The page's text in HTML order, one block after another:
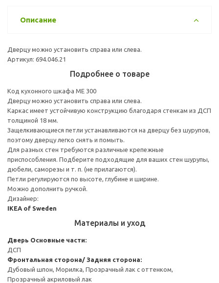
Описание
Дверцу можно установить справа или слева.
Артикул: 694.046.21
Подробнее о товаре
Код кухонного шкафа ME 300
Дверцу можно установить справа или слева.
Каркас имеет устойчивую конструкцию благодаря стенкам из ДСП
толщиной 18 мм.
Защелкивающиеся петли устанавливаются на дверцу без шурупов,
поэтому дверцу легко снять и помыть.
Для разных стен требуются различные крепежные
приспособления. Подберите подходящие для ваших стен шурупы,
дюбели, саморезы и т. п. (не прилагаются).
Петли регулируются по высоте, глубине и ширине.
Можно дополнить ручкой.
Дизайнер:
IKEA of Sweden
Материалы и уход
Дверь Основные части:
ДСП
Фронтальная сторона/ Задняя сторона:
Дубовый шпон, Морилка, Прозрачный лак с оттенком,
Прозрачный акриловый лак